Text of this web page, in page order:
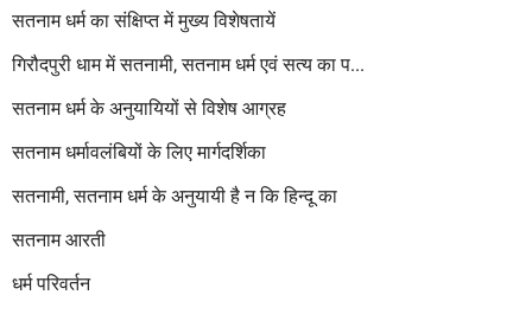
सतनाम धर्म का संक्षिप्त में मुख्य विशेषतायें
गिरौदपुरी धाम में सतनामी, सतनाम धर्म एवं सत्य का प...
सतनाम धर्म के अनुयायियों से विशेष आग्रह
सतनाम धर्मावलंबियों के लिए मार्गदर्शिका
सतनामी, सतनाम धर्म के अनुयायी है न कि हिन्दू का
सतनाम आरती
धर्म परिवर्तन